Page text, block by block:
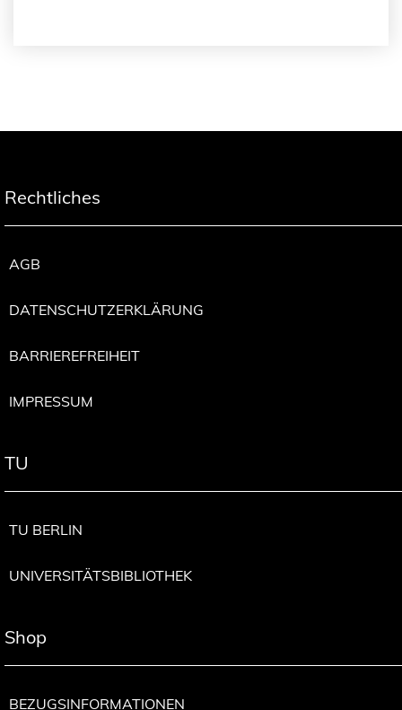
Rechtliches
AGB
DATENSCHUTZERKLÄRUNG
BARRIEREFREIHEIT
IMPRESSUM
TU
TU BERLIN
UNIVERSITÄTSBIBLIOTHEK
Shop
BEZUGSINFORMATIONEN